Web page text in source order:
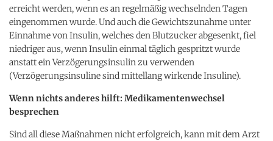
erreicht werden, wenn es an regelmäßig wechselnden Tagen
eingenommen wurde. Und auch die Gewichtszunahme unter
Einnahme von Insulin, welches den Blutzucker abgesenkt, fiel
niedriger aus, wenn Insulin einmal täglich gespritzt wurde
anstatt ein Verzögerungsinsulin zu verwenden
(Verzögerungsinsuline sind mittellang wirkende Insuline).
Wenn nichts anderes hilft: Medikamentenwechsel
besprechen
Sind all diese Maßnahmen nicht erfolgreich, kann mit dem Arzt